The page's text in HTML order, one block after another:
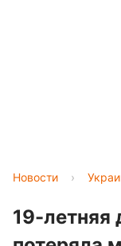
Новости ›
19-летняя